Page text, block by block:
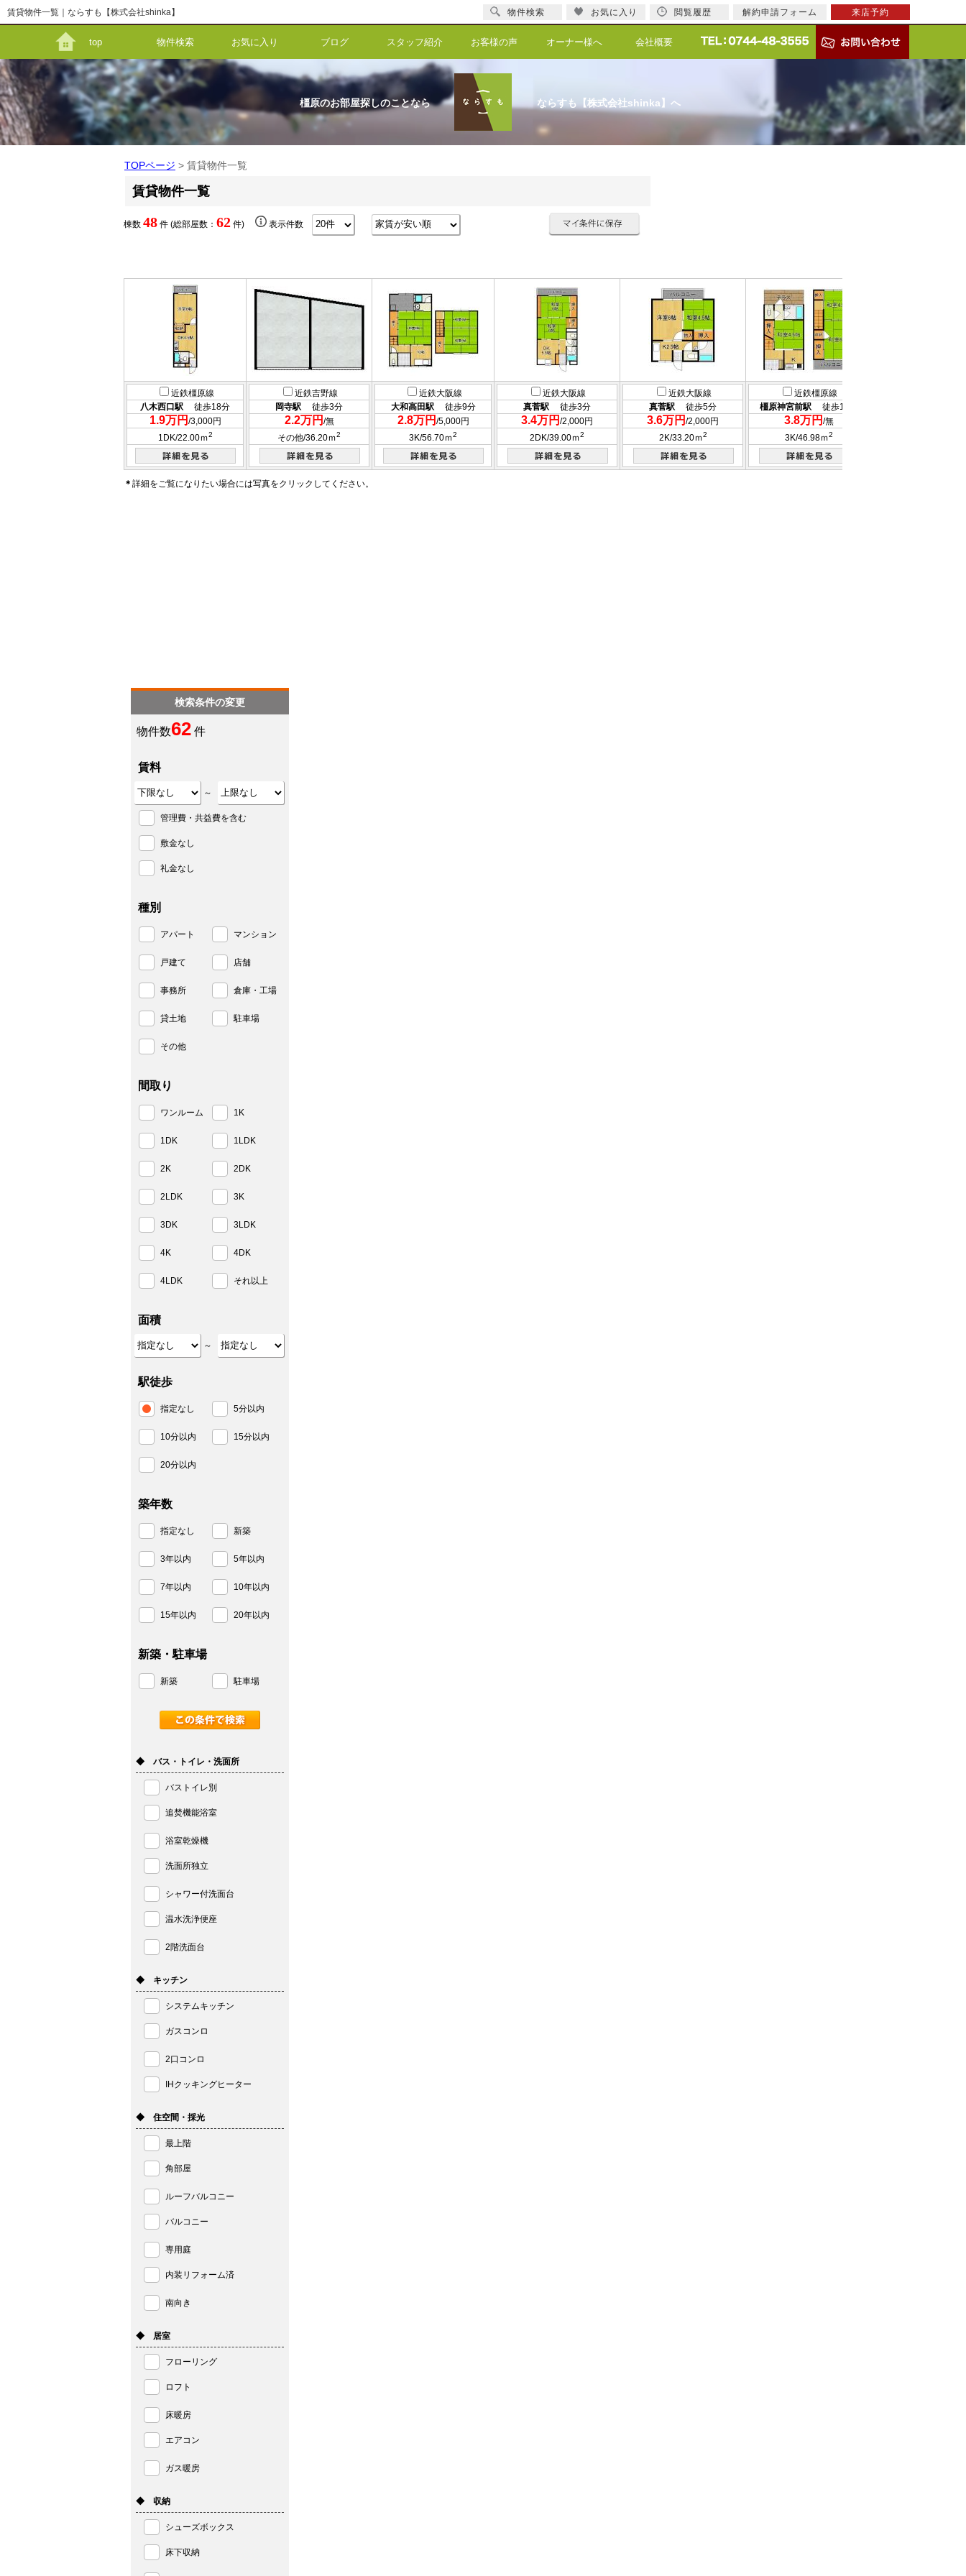
賃貸物件一覧｜ならすも【株式会社shinka】
top 物件検索 お気に入り ブログ スタッフ紹介 お客様の声 オーナー様へ 会社概要
橿原のお部屋探しのことなら ならすも【株式会社shinka】へ
TOPページ > 賃貸物件一覧
賃貸物件一覧
棟数 48 件 (総部屋数： 62 件) 表示件数
近鉄橿原線
八木西口駅 徒歩18分
1.9万円 /3,000円
1DK/22.00ｍ2
近鉄吉野線
岡寺駅 徒歩3分
2.2万円 /無
その他/36.20ｍ2
近鉄大阪線
大和高田駅徒歩9分
2.8万円 /5,000円
3K/56.70ｍ2
近鉄大阪線
真菅駅 徒歩3分
3.4万円 /2,000円
2DK/39.00ｍ2
近鉄大阪線
真菅駅 徒歩5分
3.6万円 /2,000円
2K/33.20ｍ2
近鉄橿原線
橿原神宮前駅徒歩11分
3.8万円 /無
3K/46.98ｍ2
＊ 詳細をご覧になりたい場合には写真をクリックしてください。
検索条件の変更
物件数62 件
賃料
～
管理費・共益費を含む
敷金なし
礼金なし
種別
アパート マンション
戸建て 店舗
事務所 倉庫・工場
貸土地 駐車場
その他
間取り
ワンルーム 1K
1DK 1LDK
2K 2DK
2LDK 3K
3DK 3LDK
4K 4DK
4LDK それ以上
面積
～
駅徒歩
指定なし 5分以内
10分以内 15分以内
20分以内
築年数
指定なし 新築
3年以内 5年以内
7年以内 10年以内
15年以内 20年以内
新築・駐車場
新築 駐車場
◆ バス・トイレ・洗面所
バストイレ別
追焚機能浴室
浴室乾燥機
洗面所独立
シャワー付洗面台
温水洗浄便座
2階洗面台
◆ キッチン
システムキッチン
ガスコンロ
2口コンロ
IHクッキングヒーター
◆ 住空間・採光
最上階
角部屋
ルーフバルコニー
バルコニー
専用庭
内装リフォーム済
南向き
◆ 居室
フローリング
ロフト
床暖房
エアコン
ガス暖房
◆ 収納
シューズボックス
床下収納
物件検索 お気に入り 閲覧履歴 解約申請フォーム 来店予約